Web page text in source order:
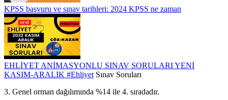
KPSS başvuru ve sınav tarihleri: 2024 KPSS ne zaman
EHLİYET ANİMASYONLU SINAV SORULARI YENİ
KASIM-ARALIK #Ehliyet Sınav Soruları
3. Genel orman dağılımında %14 ile 4. sıradadır.